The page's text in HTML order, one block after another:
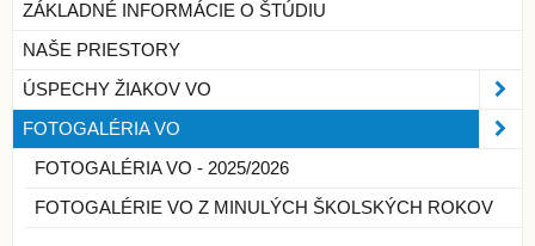
ZÁKLADNÉ INFORMÁCIE O ŠTÚDIU
NAŠE PRIESTORY
ÚSPECHY ŽIAKOV VO
FOTOGALÉRIA VO
FOTOGALÉRIA VO - 2025/2026
FOTOGALÉRIE VO Z MINULÝCH ŠKOLSKÝCH ROKOV